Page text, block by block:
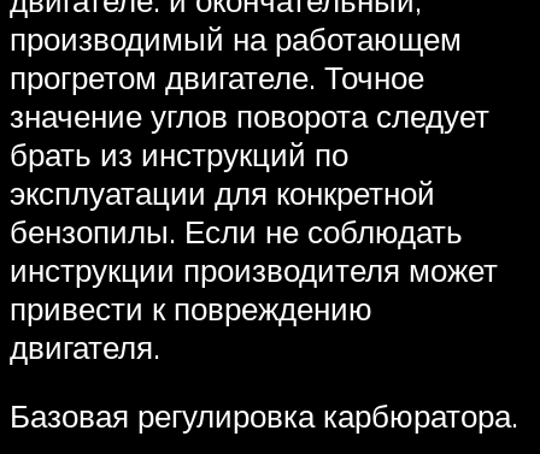
производимый на работающем
прогретом двигателе. Точное
значение углов поворота следует
брать из инструкций по
эксплуатации для конкретной
бензопилы. Если не соблюдать
инструкции производителя может
привести к повреждению
двигателя.
Базовая регулировка карбюратора.